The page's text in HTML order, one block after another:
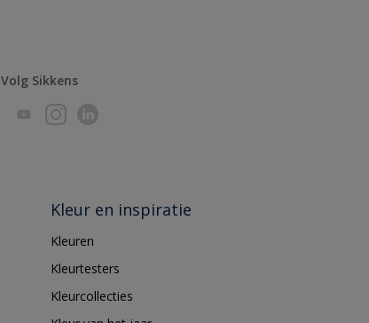
Volg Sikkens
Kleur en inspiratie
Kleuren
Kleurtesters
Kleurcollecties